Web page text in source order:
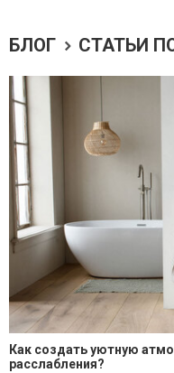
БЛОГ СТАТЬИ
Как создать уютную
расслабления?